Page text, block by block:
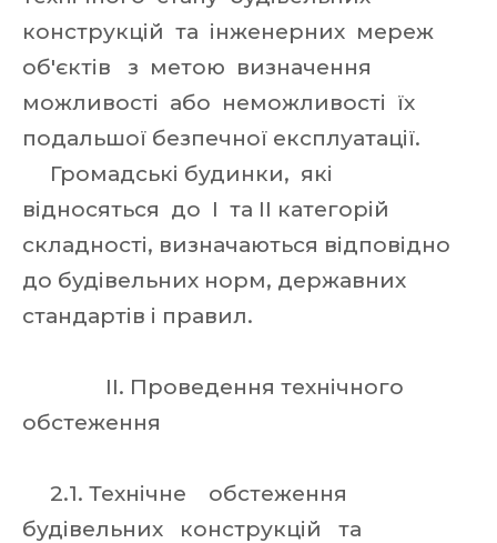
конструкцій та інженерних мереж
об'єктів з метою визначення
можливості або неможливості їх
подальшої безпечної експлуатації.
Громадські будинки, які
відносяться до I та II категорій
складності, визначаються відповідно
до будівельних норм, державних
стандартів і правил.
II. Проведення технічного
обстеження
2.1. Технічне обстеження
будівельних конструкцій та